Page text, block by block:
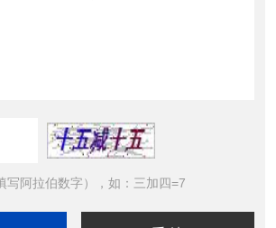
写阿拉伯数字），如：三加四=7